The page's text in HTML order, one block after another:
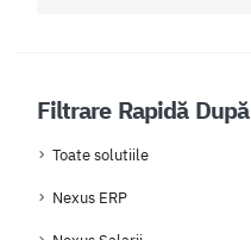
Filtrare Rapidă După
Toate solutiile
Nexus ERP